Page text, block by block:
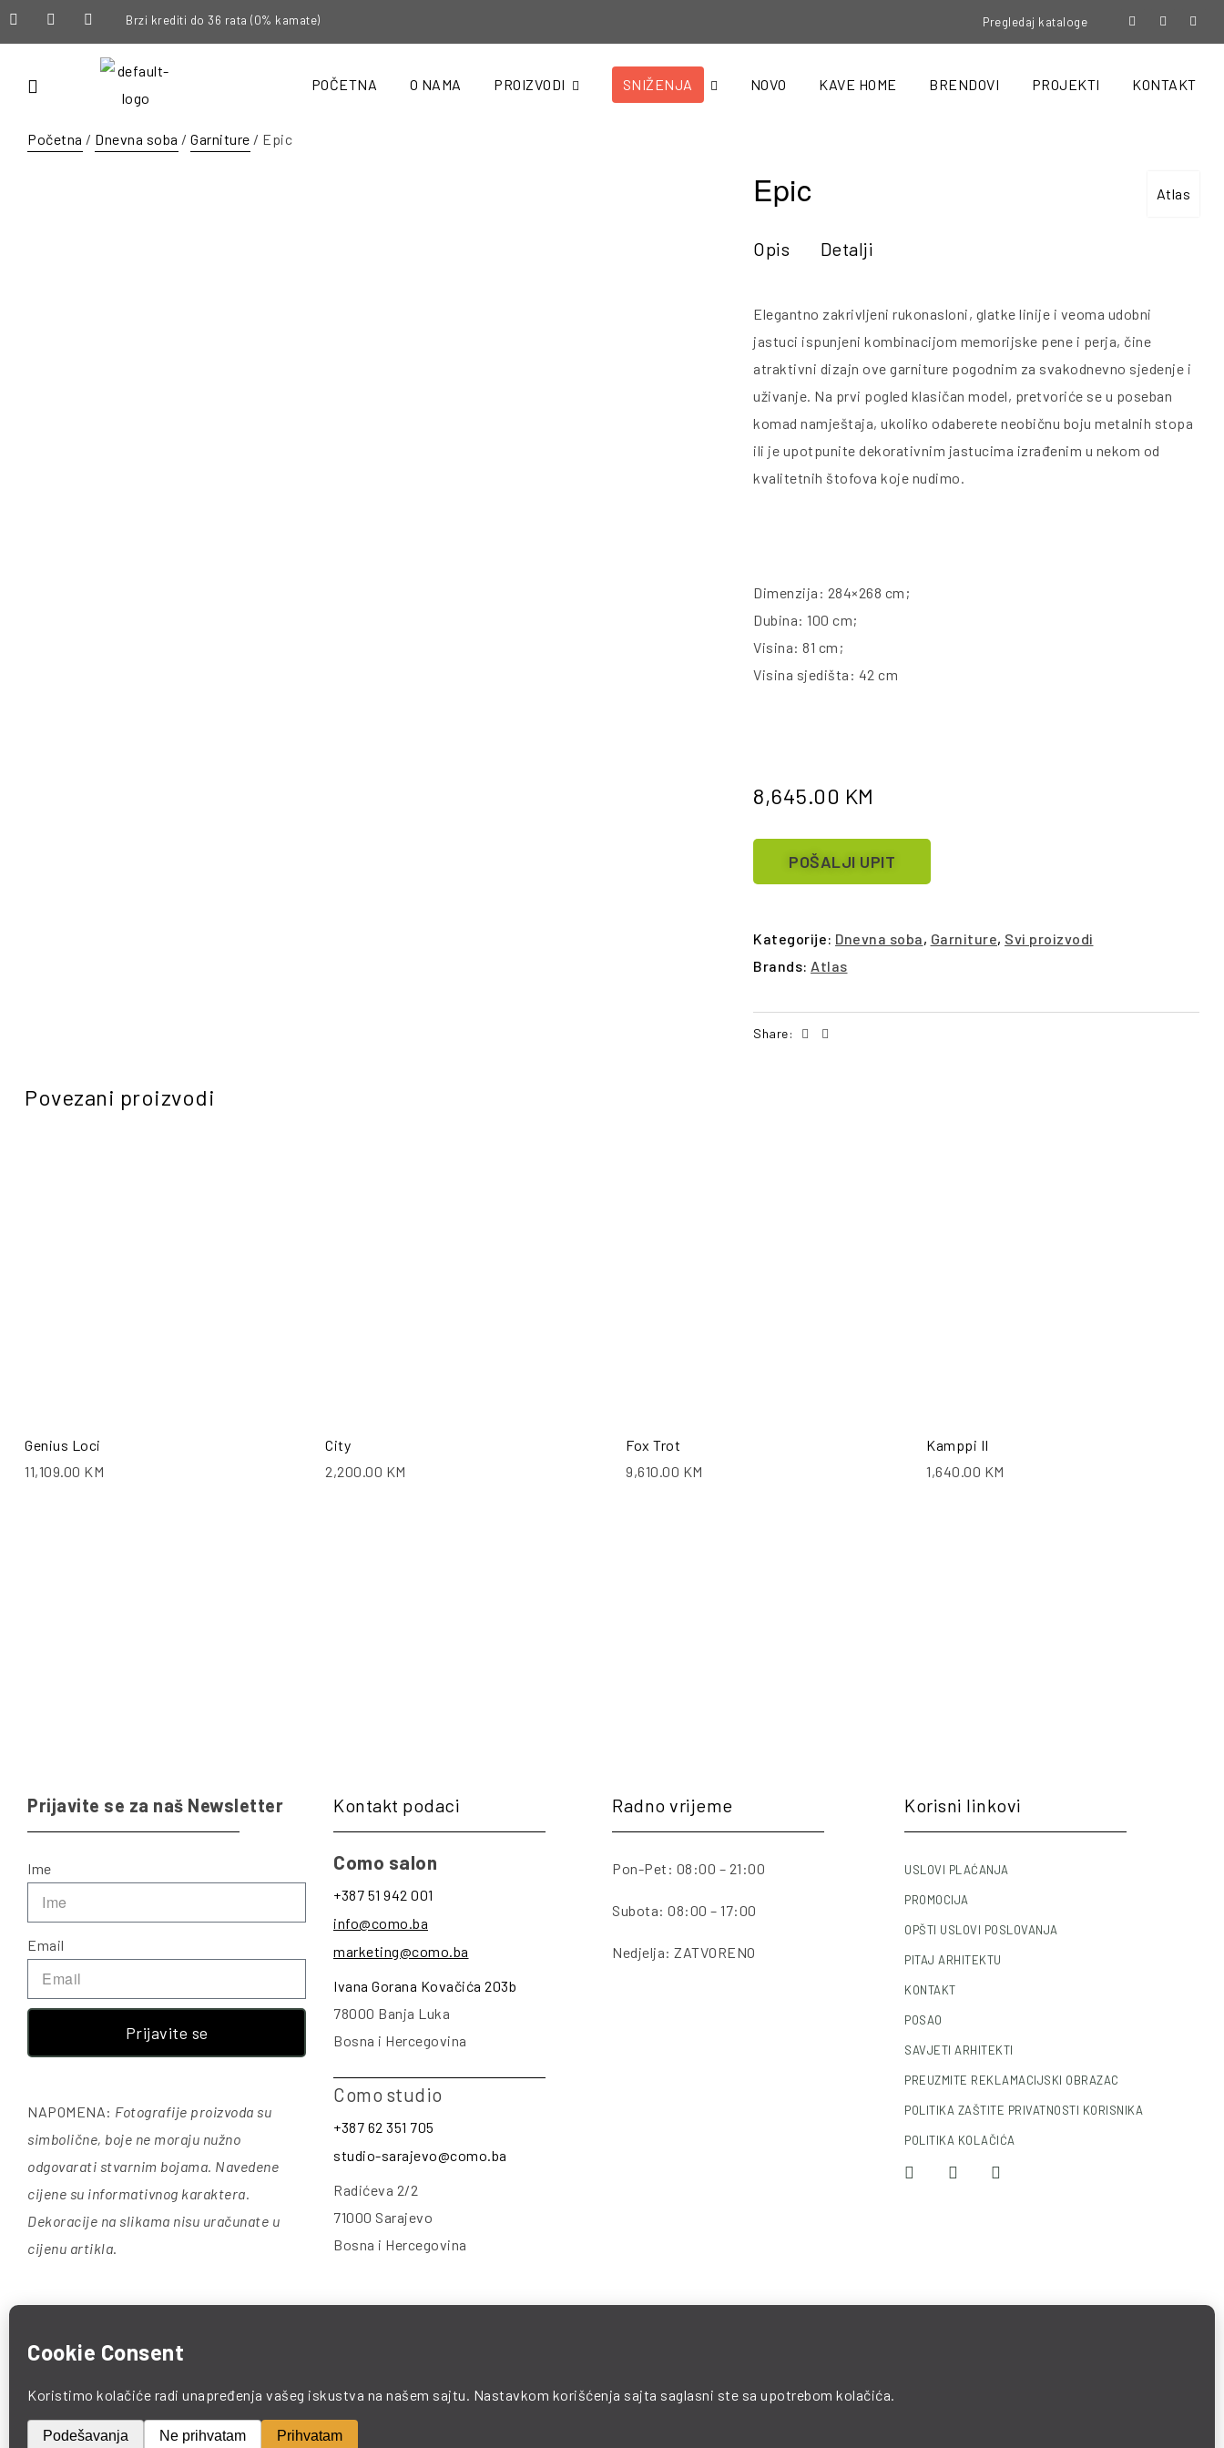
Brzi krediti do 36 rata (0% kamate) Pregledaj kataloge
POČETNA O NAMA PROIZVODI SNIŽENJA NOVO KAVE HOME BRENDOVI PROJEKTI KONTAKT
Početna / Dnevna soba / Garniture / Epic
Atlas
Epic
Opis Detalji
Elegantno zakrivljeni rukonasloni, glatke linije i veoma udobni
jastuci ispunjeni kombinacijom memorijske pene i perja, čine
atraktivni dizajn ove garniture pogodnim za svakodnevno sjedenje i
uživanje. Na prvi pogled klasičan model, pretvoriće se u poseban
komad namještaja, ukoliko odaberete neobičnu boju metalnih stopa
ili je upotpunite dekorativnim jastucima izrađenim u nekom od
kvalitetnih štofova koje nudimo.
Dimenzija: 284×268 cm;
Dubina: 100 cm;
Visina: 81 cm;
Visina sjedišta: 42 cm
8,645.00 KM
POŠALJI UPIT
Kategorije: Dnevna soba, Garniture, Svi proizvodi
Brands: Atlas
Share: Facebook
Povezani proizvodi
Genius Loci
11,109.00 KM
City
2,200.00 KM
Fox Trot
9,610.00 KM
Kamppi II
1,640.00 KM
Prijavite se za naš Newsletter
Ime
Email
Prijavite se
NAPOMENA: Fotografije proizvoda su
simbolične, boje ne moraju nužno
odgovarati stvarnim bojama. Navedene
cijene su informativnog karaktera.
Dekoracije na slikama nisu uračunate u
cijenu artikla.
Kontakt podaci
Como salon
+387 51 942 001
info@como.ba
marketing@como.ba
Ivana Gorana Kovačića 203b
78000 Banja Luka
Bosna i Hercegovina
Como studio
+387 62 351 705
studio-sarajevo@como.ba
Radićeva 2/2
71000 Sarajevo
Bosna i Hercegovina
Radno vrijeme
Pon-Pet: 08:00 – 21:00
Subota: 08:00 – 17:00
Nedjelja: ZATVORENO
Korisni linkovi
USLOVI PLAĆANJA
PROMOCIJA
OPŠTI USLOVI POSLOVANJA
PITAJ ARHITEKTU
KONTAKT
POSAO
SAVJETI ARHITEKTI
PREUZMITE REKLAMACIJSKI OBRAZAC
POLITIKA ZAŠTITE PRIVATNOSTI KORISNIKA
POLITIKA KOLAČIĆA